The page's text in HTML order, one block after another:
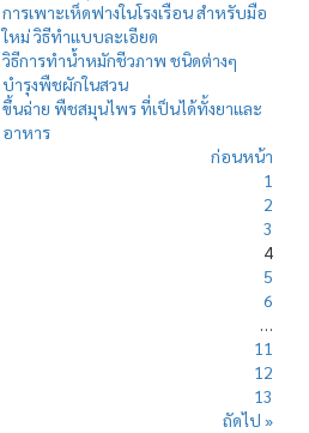
การเพาะเห็ดฟางในโรงเรือน สำหรับมือ
ใหม่ วิธีทำแบบละเอียด
วิธีการทำน้ำหมักชีวภาพ ชนิดต่างๆ
บำรุงพืชผักในสวน
ขึ้นฉ่าย พืชสมุนไพร ที่เป็นได้ทั้งยาและ
อาหาร
ก่อนหน้า
1
2
3
4
5
6
…
11
12
13
ถัดไป »